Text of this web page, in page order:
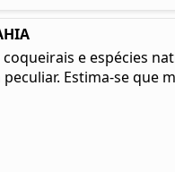
e espécies
Estima-se que